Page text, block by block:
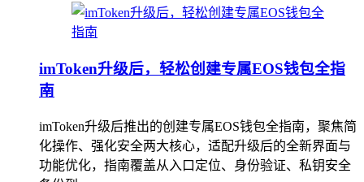
imToken升级后，轻松创建专属EOS钱包全指
南
imToken升级后推出的创建专属EOS钱包全指南，聚焦简
化操作、强化安全两大核心，适配升级后的全新界面与
功能优化，指南覆盖从入口定位、身份验证、私钥安全